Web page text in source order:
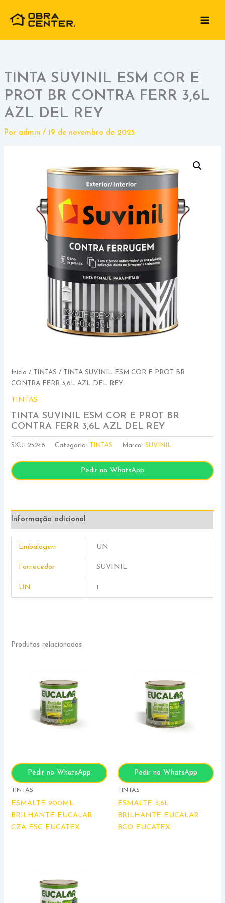
para
conteúdo
TINTA SUVINIL ESM COR E
PROT BR CONTRA FERR 3,6L
AZL DEL REY
Por admin / 19 de novembro de 2025
Início / TINTAS / TINTA SUVINIL ESM COR E PROT BR
CONTRA FERR 3,6L AZL DEL REY
TINTAS
TINTA SUVINIL ESM COR E PROT BR
CONTRA FERR 3,6L AZL DEL REY
SKU: 25246 Categoria: TINTAS Marca:SUVINIL
Pedir no WhatsApp
Informação adicional
Embalagem UN
Fornecedor SUVINIL
UN 1
Produtos relacionados
Pedir no WhatsApp
TINTAS
ESMALTE 900ML
BRILHANTE EUCALAR
CZA ESC EUCATEX
Pedir no WhatsApp
TINTAS
ESMALTE 3,6L
BRILHANTE EUCALAR
BCO EUCATEX